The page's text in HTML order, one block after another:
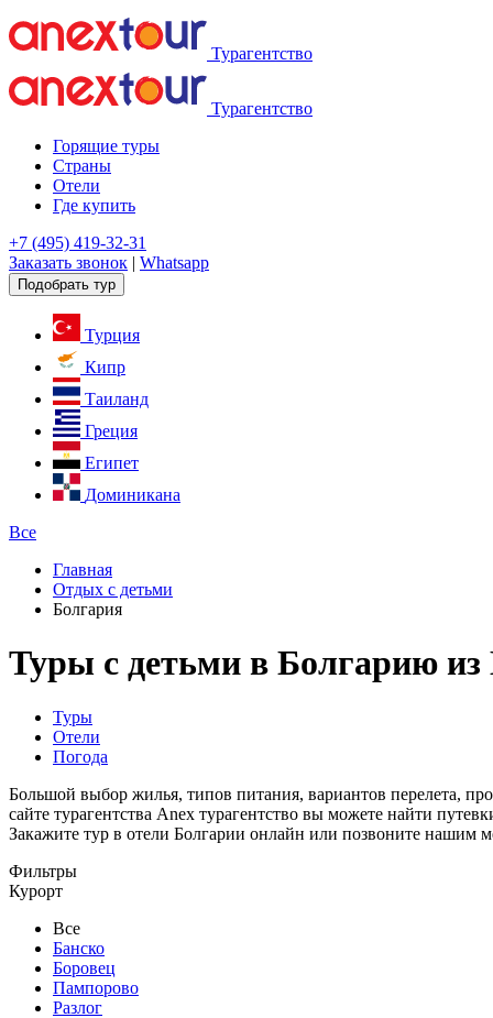
Турагентство
Турагентство
Горящие туры
Страны
Отели
Где купить
+7 (495) 419-32-31
Заказать звонок | Whatsapp
Подобрать тур
Турция
Кипр
Таиланд
Греция
Египет
Доминикана
Все
Главная
Отдых с детьми
Болгария
Туры с детьми в Болгарию
Туры
Отели
Погода
Большой выбор жилья, типов питания, вариантов перелета,
сайте турагентства Anex турагентство вы можете найти
Закажите тур в отели Болгарии онлайн или позвоните нашим
Фильтры
Курорт
Все
Банско
Боровец
Пампорово
Разлог